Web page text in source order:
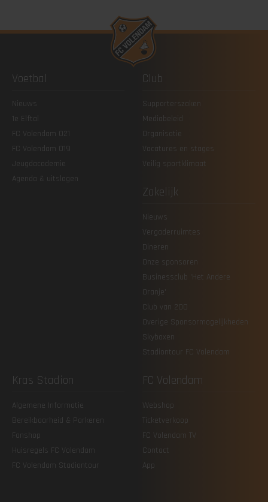
Voetbal
Nieuws
1e Elftal
FC Volendam O21
FC Volendam O19
Jeugdacademie
Agenda & uitslagen
Club
Supporterszaken
Mediabeleid
Organisatie
Vacatures en stages
Veilig sportklimaat
Zakelijk
Nieuws
Vergaderruimtes
Dineren
Onze sponsoren
Businessclub 'Het Andere
Oranje'
Club van 200
Overige Sponsormogelijkheden
Skyboxen
Stadiontour FC Volendam
Kras Stadion
Algemene Informatie
Bereikbaarheid & Parkeren
Fanshop
Huisregels FC Volendam
FC Volendam Stadiontour
FC Volendam
Webshop
Ticketverkoop
FC Volendam TV
Contact
App